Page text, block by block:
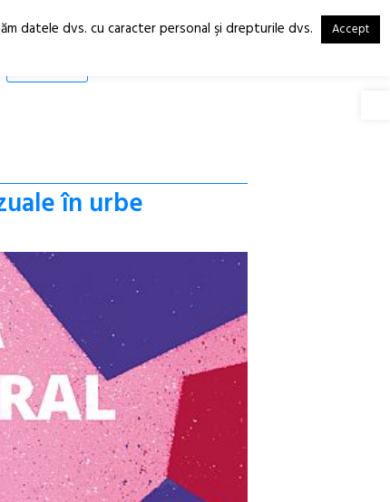
RO
EN
în urbe
datele dvs. cu caracter personal şi drepturile dvs. Accept